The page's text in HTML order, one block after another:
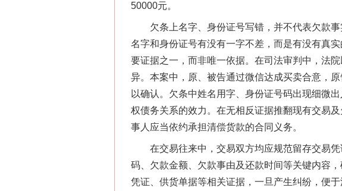
50000元。
欠条上名字、身份证号写错，并不代表欠款事
名字和身份证号有没有一字不差，而是有没有真
要证据之一，而非唯一依据。在司法审判中，法
异。本案中，原、被告通过微信达成买卖合意，
以确认。欠条中姓名用字、身份证号码出现细微
权债务关系的效力。在无相反证据推翻现有交易
事人应当依约承担清偿货款的合同义务。
在交易往来中，交易双方均应规范留存交易凭
码、欠款金额、欠款事由及还款时间等关键内容
凭证、供货单据等相关证据，一旦产生纠纷，便
这是一记警钟！